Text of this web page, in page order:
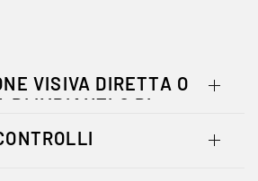
VISIVA DIRETTA O
DI IMPIANTI O DI
DI IMPIANTO